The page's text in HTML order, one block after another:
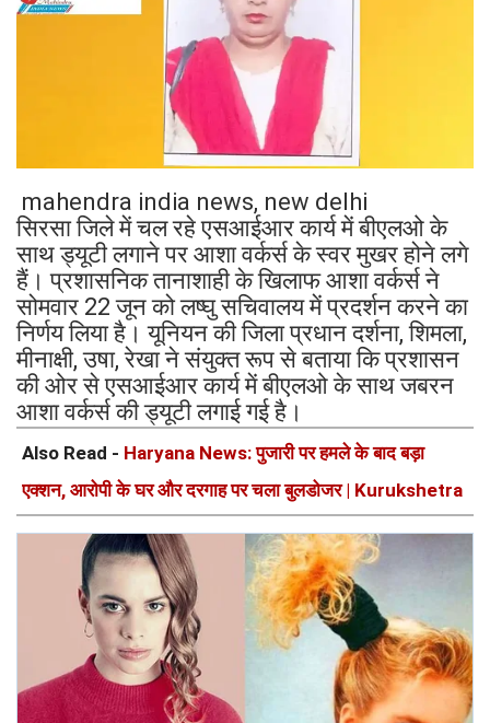
mahendra india news, new delhi
सिरसा जिले में चल रहे एसआईआर कार्य में बीएलओ के
साथ ड्यूटी लगाने पर आशा वर्कर्स के स्वर मुखर होने लगे
हैं। प्रशासनिक तानाशाही के खिलाफ आशा वर्कर्स ने
सोमवार 22 जून को लष्घु सचिवालय में प्रदर्शन करने का
निर्णय लिया है। यूनियन की जिला प्रधान दर्शना, शिमला,
मीनाक्षी, उषा, रेखा ने संयुक्त रूप से बताया कि प्रशासन
की ओर से एसआईआर कार्य में बीएलओ के साथ जबरन
आशा वर्कर्स की ड्यूटी लगाई गई है।
Also Read - Haryana News: पुजारी पर हमले के बाद बड़ा
एक्शन, आरोपी के घर और दरगाह पर चला बुलडोजर | Kurukshetra